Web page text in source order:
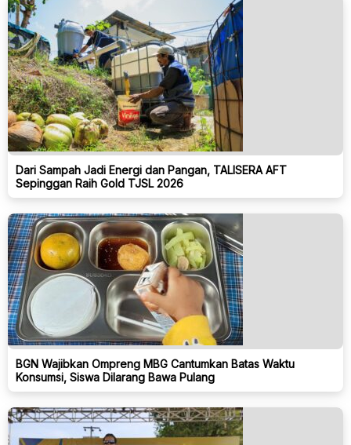
Dari Sampah Jadi Energi dan Pangan, TALISERA AFT
Sepinggan Raih Gold TJSL 2026
BGN Wajibkan Ompreng MBG Cantumkan Batas Waktu
Konsumsi, Siswa Dilarang Bawa Pulang